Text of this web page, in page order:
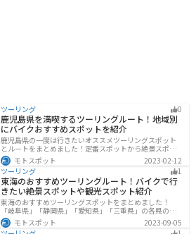
ツーリング 0
鹿児島県を満喫するツーリングルート！地域別
にバイクおすすめスポットを紹介
鹿児島県の一度は行きたいオススメツーリングスポット
とルートをまとめました！定番スポットから絶景スポッ
ト、温泉、山、海、グルメなど様々なジャンルで楽しめ
ます。バイクで鹿児島ツーリングに行こうと思っている
人は、参考にしてください。
モトスポット
2023-02-12
ツーリング
1
東海のおすすめツーリングルート！バイクで行
きたい絶景スポットや観光スポット紹介
東海のおすすめツーリングスポットをまとめました！
「岐阜県」「静岡県」「愛知県」「三重県」の各県の観
光地紹介します。自然豊かな山々や湖、温泉地が点在
し、四季折々の景色を楽しめるスポットが多数ありま
モトスポット
2023-09-05